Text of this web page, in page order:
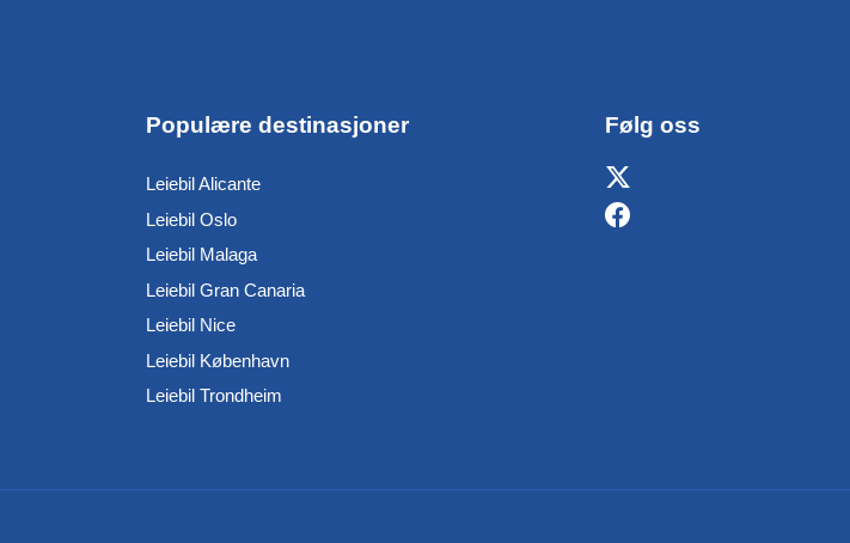
Populære destinasjoner
Leiebil Alicante
Leiebil Oslo
Leiebil Malaga
Leiebil Gran Canaria
Leiebil Nice
Leiebil København
Leiebil Trondheim
Følg oss